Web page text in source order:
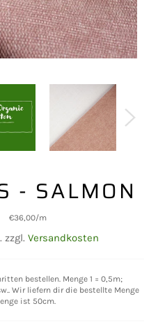
- SALMON
€36,00/m
zzgl. Versandkosten
bestellen. Menge 1 = 0,5m;
Wir liefern dir die bestellte Menge
ist 50cm.